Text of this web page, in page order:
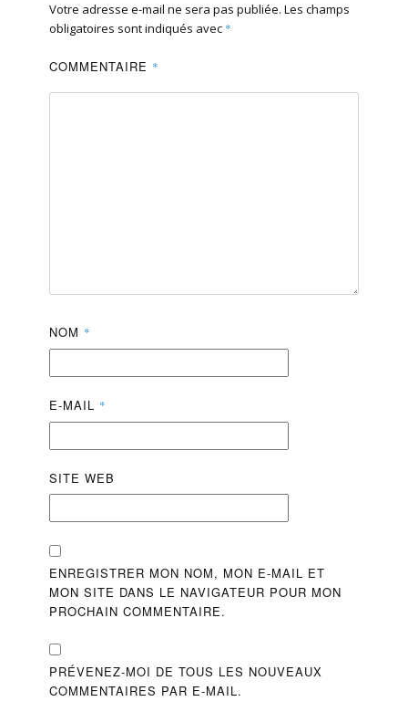
Votre adresse e-mail ne sera pas publiée. Les champs
obligatoires sont indiqués avec *
COMMENTAIRE *
NOM *
E-MAIL *
SITE WEB
ENREGISTRER MON NOM, MON E-MAIL ET
MON SITE DANS LE NAVIGATEUR POUR MON
PROCHAIN COMMENTAIRE.
PRÉVENEZ-MOI DE TOUS LES NOUVEAUX
COMMENTAIRES PAR E-MAIL.